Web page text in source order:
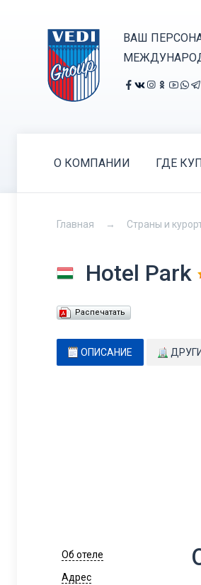
ВАШ
О КОМПАНИИ ГДЕ
Главная Страны и
Hotel Park
Распечатать
ОПИСАНИЕ
Об отеле
Адрес